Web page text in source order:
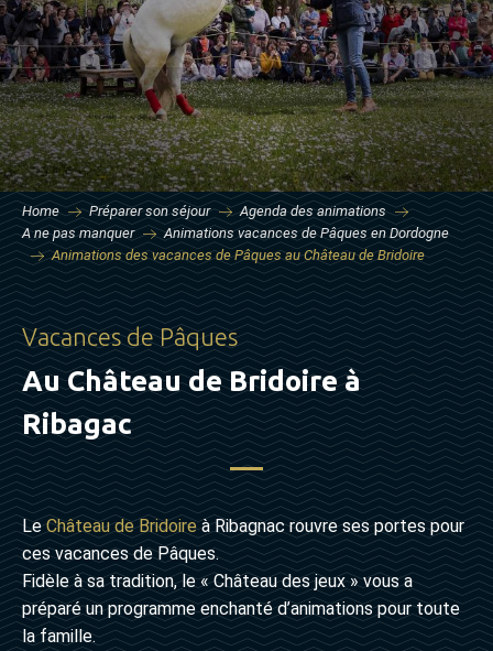
Home Préparer son séjour
Agenda des animations
A ne pas manquer
Animations vacances de Pâques en Dordogne
Animations des vacances de Pâques au Château de Bridoire
Vacances de Pâques
Au Château de Bridoire à
Ribagac
LeChâteau de Bridoireà Ribagnac rouvre ses portes pour
ces vacances de Pâques.
Fidèle à sa tradition, le « Château des jeux » vous a
préparé un programme enchanté d’animations pour toute
la famille.